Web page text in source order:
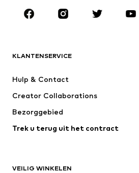
Accessoires
Premium
Nieuw
Ondergoed
Mantels
Rokken
KLANTENSERVICE
Hulp & Contact
Creator Collaborations
Bezorggebied
Trek u terug uit het contract
VEILIG WINKELEN